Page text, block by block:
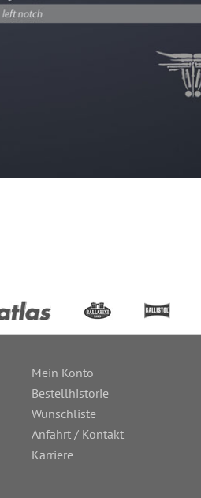
Mein Konto
Bestellhistorie
Wunschliste
Anfahrt / Kontakt
Karriere